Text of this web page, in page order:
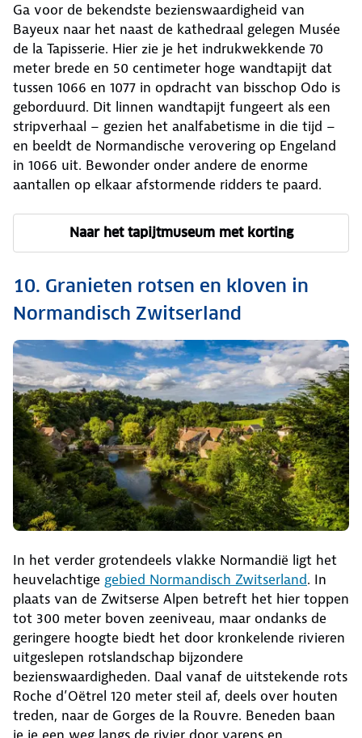
Ga voor de bekendste bezienswaardigheid van
Bayeux naar het naast de kathedraal gelegen Musée
de la Tapisserie. Hier zie je het indrukwekkende 70
meter brede en 50 centimeter hoge wandtapijt dat
tussen 1066 en 1077 in opdracht van bisschop Odo is
geborduurd. Dit linnen wandtapijt fungeert als een
stripverhaal – gezien het analfabetisme in die tijd –
en beeldt de Normandische verovering op Engeland
in 1066 uit. Bewonder onder andere de enorme
aantallen op elkaar afstormende ridders te paard.
Naar het tapijtmuseum met korting
10. Granieten rotsen en kloven in
Normandisch Zwitserland
In het verder grotendeels vlakke Normandië ligt het
heuvelachtige gebied Normandisch Zwitserland. In
plaats van de Zwitserse Alpen betreft het hier toppen
tot 300 meter boven zeeniveau, maar ondanks de
geringere hoogte biedt het door kronkelende rivieren
uitgeslepen rotslandschap bijzondere
bezienswaardigheden. Daal vanaf de uitstekende rots
Roche d’Oëtrel 120 meter steil af, deels over houten
treden, naar de Gorges de la Rouvre. Beneden baan
je je een weg langs de rivier door varens en